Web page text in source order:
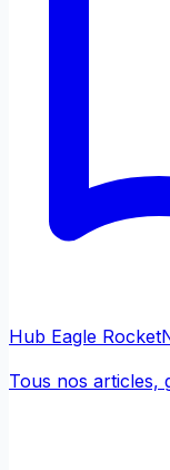
Hub Eagle Rocket
Tous nos articles,